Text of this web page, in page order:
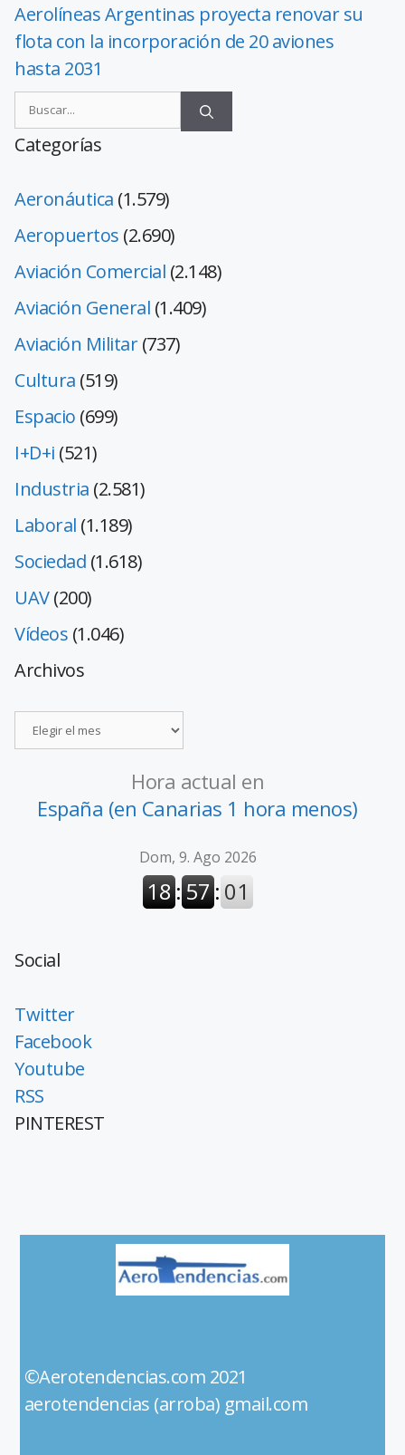
Aerolíneas Argentinas proyecta renovar su
flota con la incorporación de 20 aviones
hasta 2031
Categorías
Aeronáutica (1.579)
Aeropuertos (2.690)
Aviación Comercial (2.148)
Aviación General (1.409)
Aviación Militar(737)
Cultura (519)
Espacio (699)
I+D+i (521)
Industria (2.581)
Laboral (1.189)
Sociedad (1.618)
UAV(200)
Vídeos (1.046)
Archivos
Hora actual en
España (en Canarias 1 hora menos)
Social
Twitter
Facebook
Youtube
RSS
PINTEREST
©Aerotendencias.com 2021
aerotendencias (arroba) gmail.com